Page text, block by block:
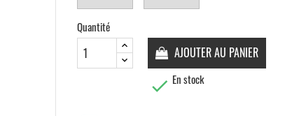
Quantité
AJOUTER AU PANIER
 En stock